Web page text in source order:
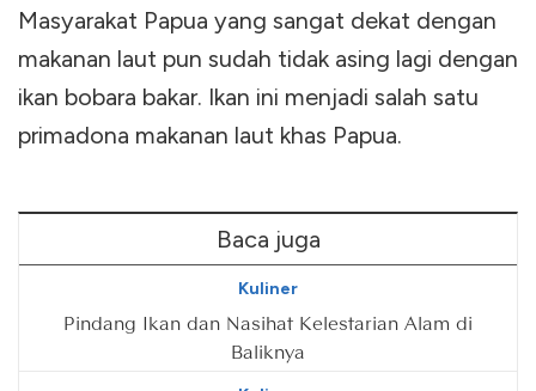
Masyarakat Papua yang sangat dekat dengan
makanan laut pun sudah tidak asing lagi dengan
ikan bobara bakar. Ikan ini menjadi salah satu
primadona makanan laut khas Papua.
Baca juga
Kuliner
Pindang Ikan dan Nasihat Kelestarian Alam di
Baliknya